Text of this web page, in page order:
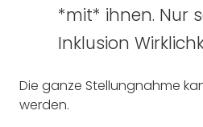
*mit* ihnen. Nur
Inklusion
Die ganze Stellungnahme
werden.